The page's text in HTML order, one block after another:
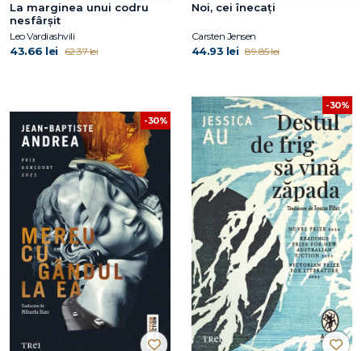
La marginea unui codru
nesfârșit
Leo Vardiashvili
43.66 lei 62.37 lei
Noi, cei înecați
Carsten Jensen
44.93 lei 89.85 lei
-30%
-30%